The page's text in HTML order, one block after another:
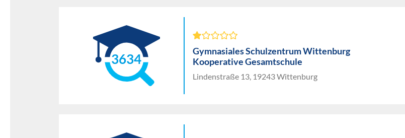
3634
Gymnasiales Schulzentrum Wittenburg
Kooperative Gesamtschule
Lindenstraße 13, 19243 Wittenburg